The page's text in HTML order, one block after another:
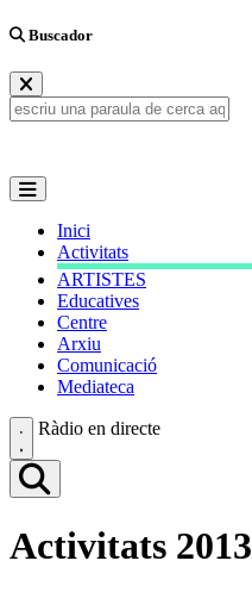
Buscador
Inici
Activitats
ARTISTES
Educatives
Centre
Arxiu
Comunicació
Mediateca
Ràdio en directe
Activitats 2013